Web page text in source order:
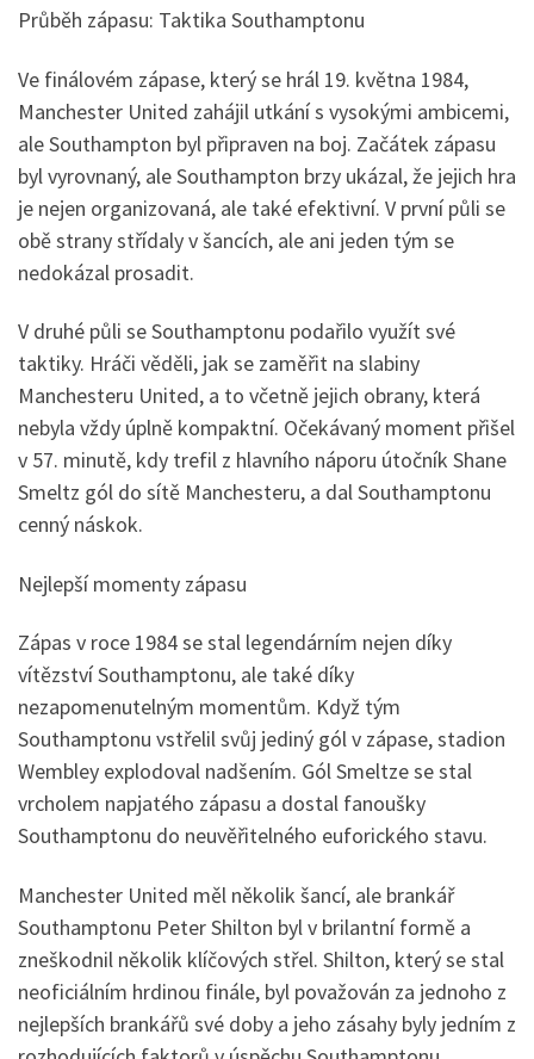
Průběh zápasu: Taktika Southamptonu
Ve finálovém zápase, který se hrál 19. května 1984,
Manchester United zahájil utkání s vysokými ambicemi,
ale Southampton byl připraven na boj. Začátek zápasu
byl vyrovnaný, ale Southampton brzy ukázal, že jejich hra
je nejen organizovaná, ale také efektivní. V první půli se
obě strany střídaly v šancích, ale ani jeden tým se
nedokázal prosadit.
V druhé půli se Southamptonu podařilo využít své
taktiky. Hráči věděli, jak se zaměřit na slabiny
Manchesteru United, a to včetně jejich obrany, která
nebyla vždy úplně kompaktní. Očekávaný moment přišel
v 57. minutě, kdy trefil z hlavního náporu útočník Shane
Smeltz gól do sítě Manchesteru, a dal Southamptonu
cenný náskok.
Nejlepší momenty zápasu
Zápas v roce 1984 se stal legendárním nejen díky
vítězství Southamptonu, ale také díky
nezapomenutelným momentům. Když tým
Southamptonu vstřelil svůj jediný gól v zápase, stadion
Wembley explodoval nadšením. Gól Smeltze se stal
vrcholem napjatého zápasu a dostal fanoušky
Southamptonu do neuvěřitelného euforického stavu.
Manchester United měl několik šancí, ale brankář
Southamptonu Peter Shilton byl v brilantní formě a
zneškodnil několik klíčových střel. Shilton, který se stal
neoficiálním hrdinou finále, byl považován za jednoho z
nejlepších brankářů své doby a jeho zásahy byly jedním z